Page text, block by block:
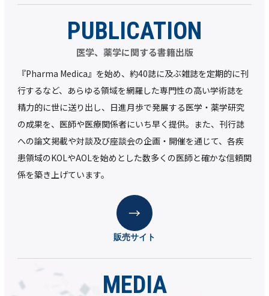
PUBLICATION
医学、薬学に関する書籍出版
『Pharma Medica』を始め、約40誌に及ぶ雑誌を定期的に刊
行するなど、あらゆる領域を網羅した専門性の高い学術誌を
精力的に世に送り出し、日進月歩で発展する医学・薬学研究
の成果を、医師や医療関係者にいち早く提供。また、刊行誌
への論文掲載や対談及び座談会の企画・開催を通じて、各疾
患領域のKOLやAOLを始めとした数多くの医師と確かな信頼関
係を築き上げています。
販売サイト
MEDIA